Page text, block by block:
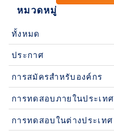
หมวดหมู่
ทั้งหมด
ประกาศ
การสมัครสำหรับองค์กร
การทดสอบภายในประเทศ
การทดสอบในต่างประเทศ